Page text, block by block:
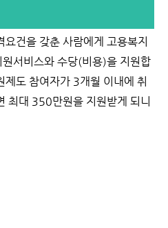
건을 갖춘 사람에게 고용복지
서비스와 수당(비용)을 지원합
도 참여자가 3개월 이내에 취
최대 350만원을 지원받게 되니